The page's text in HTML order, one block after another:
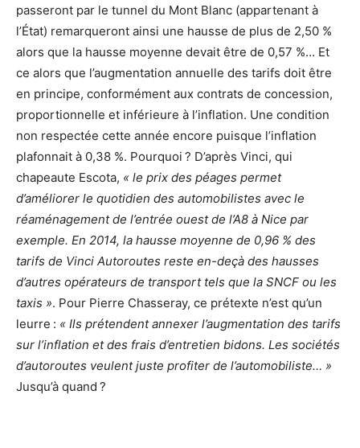
passeront par le tunnel du Mont Blanc (appartenant à
l’État) remarqueront ainsi une hausse de plus de 2,50 %
alors que la hausse moyenne devait être de 0,57 %… Et
ce alors que l’augmentation annuelle des tarifs doit être
en principe, conformément aux contrats de concession,
proportionnelle et inférieure à l’inflation. Une condition
non respectée cette année encore puisque l’inflation
plafonnait à 0,38 %. Pourquoi ? D’après Vinci, qui
chapeaute Escota, « le prix des péages permet
d’améliorer le quotidien des automobilistes avec le
réaménagement de l’entrée ouest de l’A8 à Nice par
exemple. En 2014, la hausse moyenne de 0,96 % des
tarifs de Vinci Autoroutes reste en-deçà des hausses
d’autres opérateurs de transport tels que la SNCF ou les
taxis ». Pour Pierre Chasseray, ce prétexte n’est qu’un
leurre : « Ils prétendent annexer l’augmentation des tarifs
sur l’inflation et des frais d’entretien bidons. Les sociétés
d’autoroutes veulent juste profiter de l’automobiliste… »
Jusqu’à quand ?